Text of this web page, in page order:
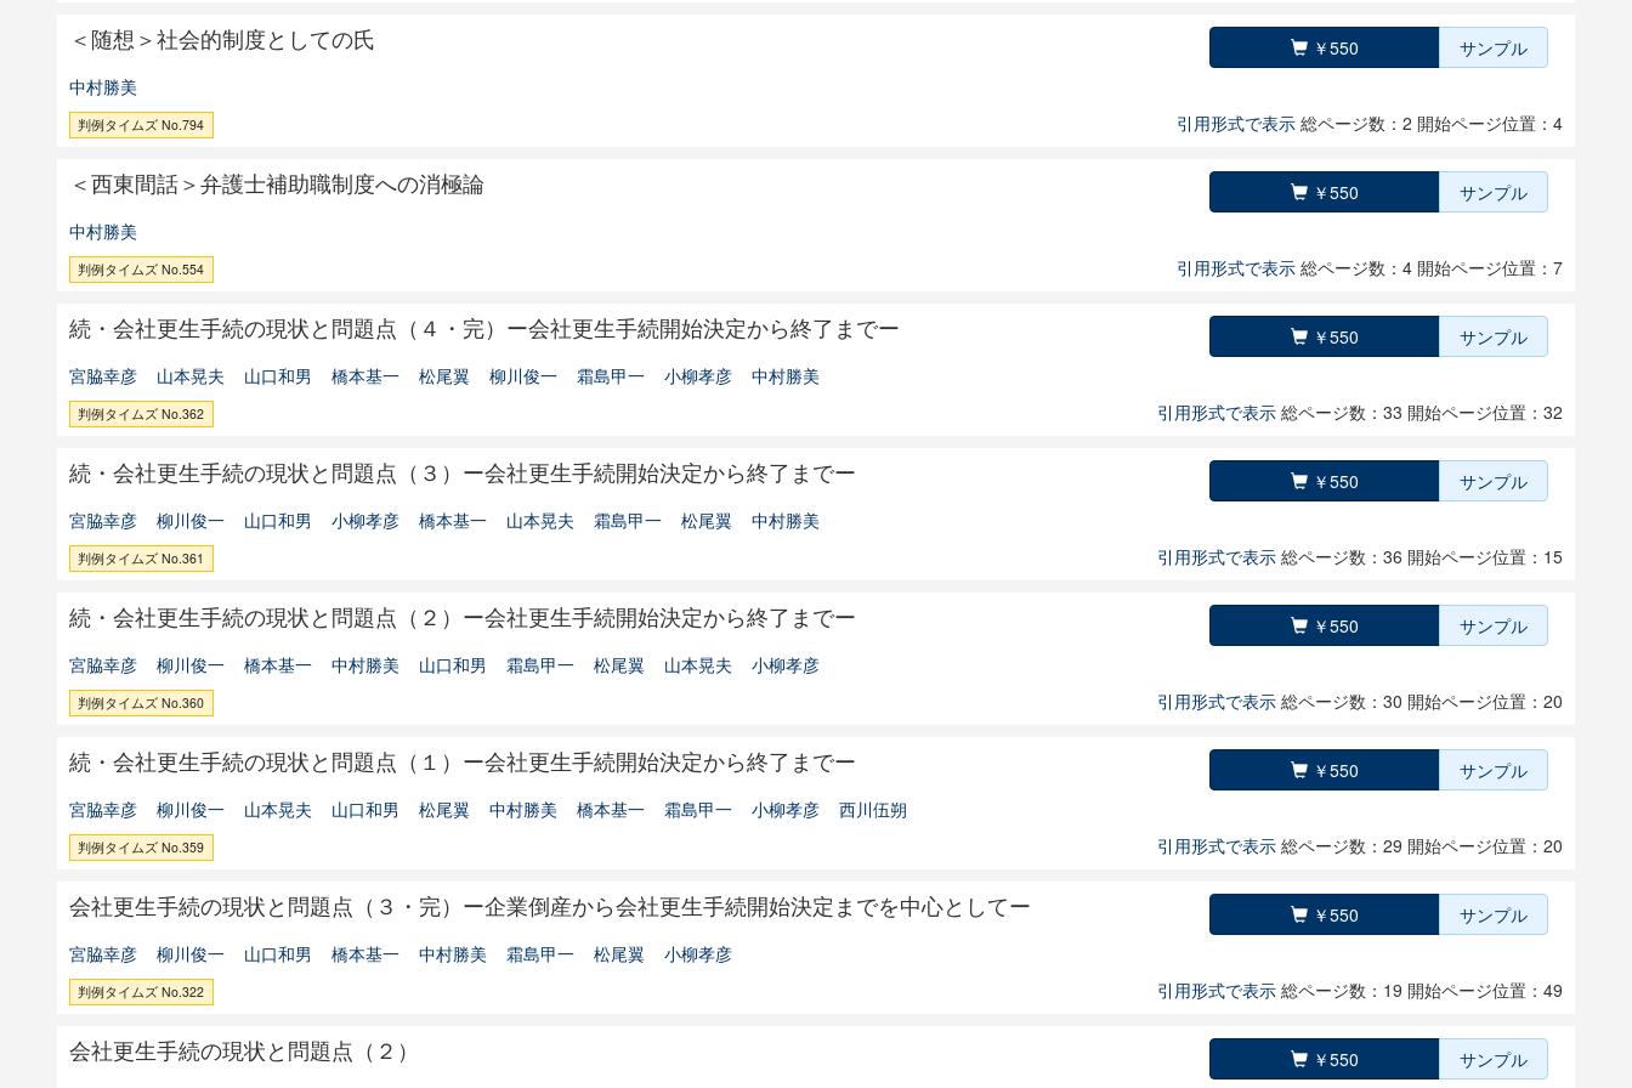
＜随想＞社会的制度としての氏 ￥550
サンプル
中村勝美
判例タイムズ No.794 引用形式で表示 総ページ数：2 開始ページ位置：4
＜西東間話＞弁護士補助職制度への消極論 ￥550
サンプル
中村勝美
判例タイムズ No.554 引用形式で表示 総ページ数：4 開始ページ位置：7
続・会社更生手続の現状と問題点（４・完）ー会社更生手続開始決定から終了までー ￥550
サンプル
宮脇幸彦
山本晃夫 山口和男 橋本基一 松尾翼 柳川俊一 霜島甲一 小柳孝彦 中村勝美
判例タイムズ No.362 引用形式で表示 総ページ数：33 開始ページ位置：32
続・会社更生手続の現状と問題点（３）ー会社更生手続開始決定から終了までー ￥550
サンプル
宮脇幸彦
柳川俊一 山口和男 小柳孝彦 橋本基一 山本晃夫 霜島甲一 松尾翼 中村勝美
判例タイムズ No.361 引用形式で表示 総ページ数：36 開始ページ位置：15
続・会社更生手続の現状と問題点（２）ー会社更生手続開始決定から終了までー ￥550
サンプル
宮脇幸彦
柳川俊一 橋本基一 中村勝美 山口和男 霜島甲一 松尾翼 山本晃夫 小柳孝彦
判例タイムズ No.360 引用形式で表示 総ページ数：30 開始ページ位置：20
続・会社更生手続の現状と問題点（１）ー会社更生手続開始決定から終了までー ￥550
サンプル
宮脇幸彦
柳川俊一 山本晃夫 山口和男 松尾翼 中村勝美 橋本基一 霜島甲一 小柳孝彦 西川伍朔
判例タイムズ No.359 引用形式で表示 総ページ数：29 開始ページ位置：20
会社更生手続の現状と問題点（３・完）ー企業倒産から会社更生手続開始決定までを中心としてー ￥550
サンプル
宮脇幸彦
柳川俊一 山口和男 橋本基一 中村勝美 霜島甲一 松尾翼 小柳孝彦
判例タイムズ No.322 引用形式で表示 総ページ数：19 開始ページ位置：49
会社更生手続の現状と問題点（２） ￥550
サンプル